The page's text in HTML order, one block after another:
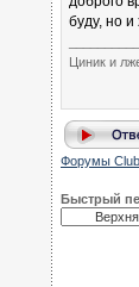
буду, но и
Циник и
Форумы
Быстрый